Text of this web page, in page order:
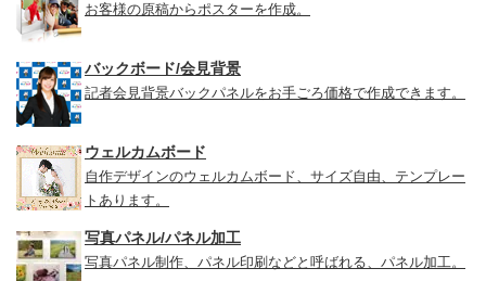
お客様の原稿からポスターを作成。
バックボード/会見背景
記者会見背景バックパネルをお手ごろ価格で作成できます。
ウェルカムボード
自作デザインのウェルカムボード、サイズ自由、テンプレー
トあります。
写真パネル/パネル加工
写真パネル制作、パネル印刷などと呼ばれる、パネル加工。